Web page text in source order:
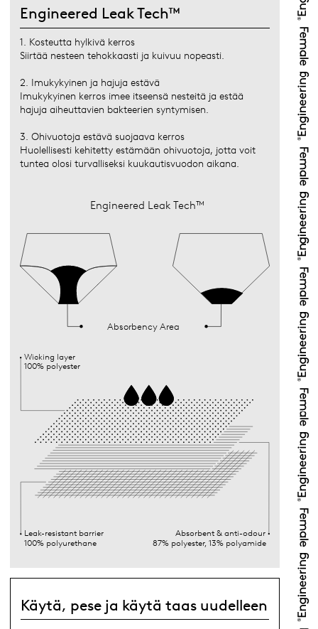
Engineered Leak Tech™
1. Kosteutta hylkivä kerros
Siirtää nesteen tehokkaasti ja kuivuu nopeasti.
2. Imukykyinen ja hajuja estävä
Imukykyinen kerros imee itseensä nesteitä ja estää
hajuja aiheuttavien bakteerien syntymisen.
3. Ohivuotoja estävä suojaava kerros
Huolellisesti kehitetty estämään ohivuotoja, jotta voit
tuntea olosi turvalliseksi kuukautisvuodon aikana.
Engineered Leak Tech™
Absorbency Area
Wicking layer
100% polyester
Leak-resistant barrier
100% polyurethane
Absorbent & anti-odour
87% polyester, 13% polyamide
Käytä, pese ja käytä taas uudelleen